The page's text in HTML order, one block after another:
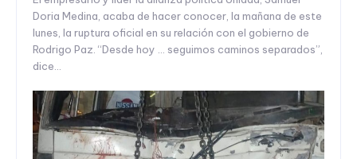
Doria Medina, acaba de hacer conocer, la mañana de este
lunes, la ruptura oficial en su relación con el gobierno de
Rodrigo Paz. “Desde hoy … seguimos caminos separados”,
dice...